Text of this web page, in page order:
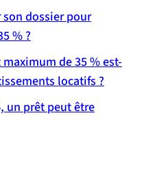
dossier pour
% ?
de 35 % est-
locatifs ?
un prêt peut être